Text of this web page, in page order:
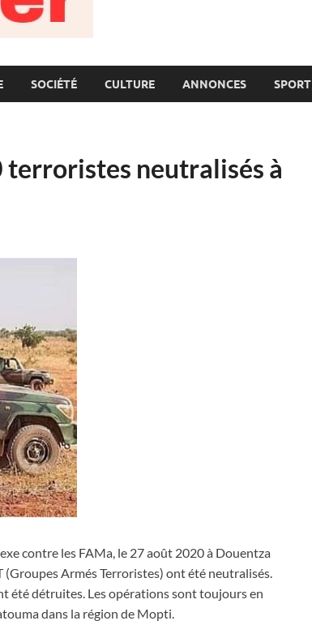
SOCIÉTÉ CULTURE ANNONCES SPORT
terroristes neutralisés à
contre les FAMa, le 27 août 2020 à Douentza
(Groupes Armés Terroristes) ont été neutralisés.
été détruites. Les opérations sont toujours en
dans la région de Mopti.